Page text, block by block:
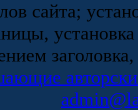
сайта;